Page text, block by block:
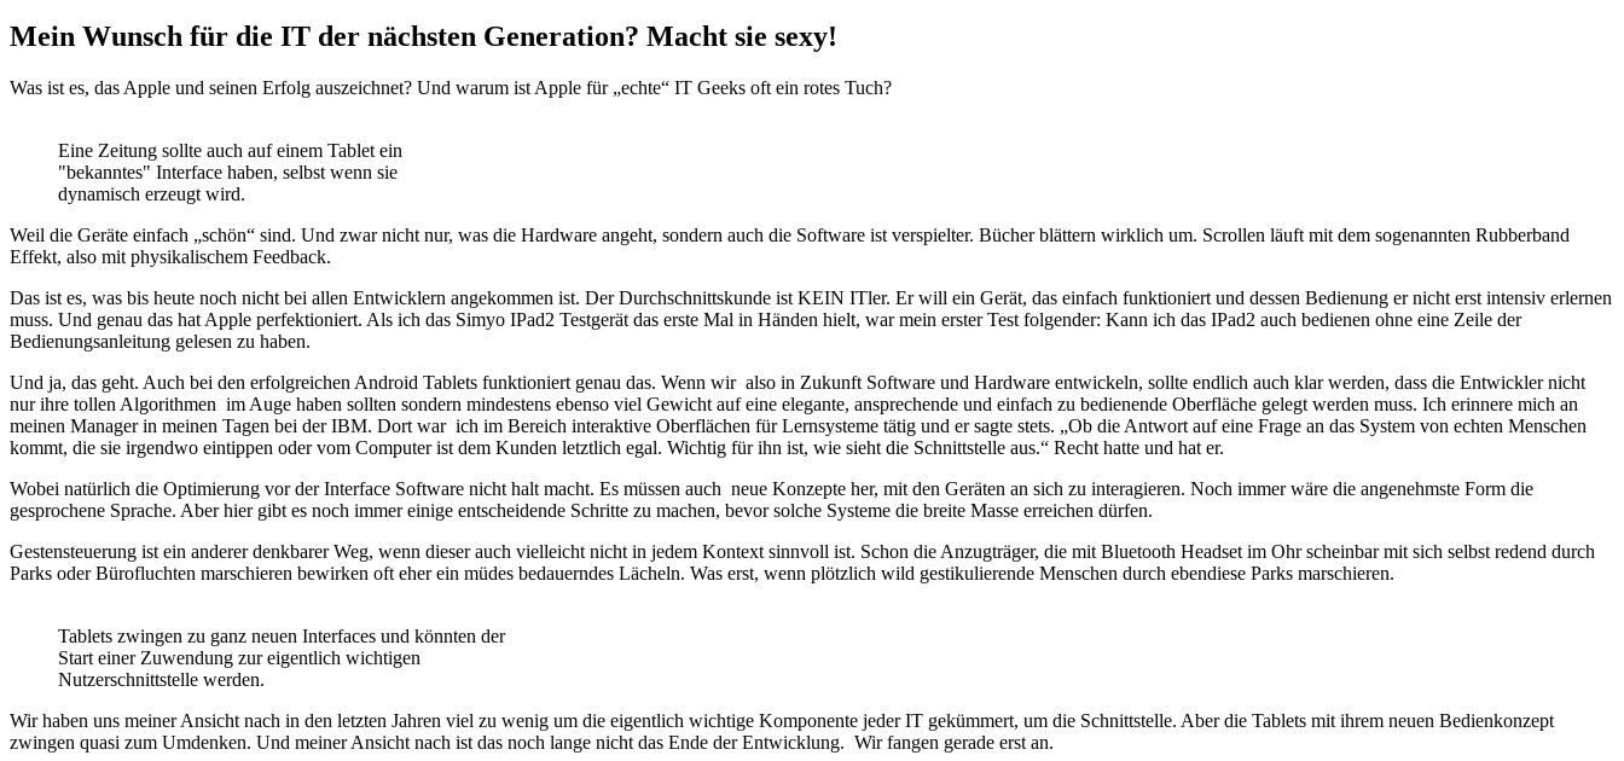
Mein Wunsch für die IT der nächsten Generation? Macht sie sexy!
Was ist es, das Apple und seinen Erfolg auszeichnet? Und warum ist Apple für „echte“ IT Geeks oft ein rotes Tuch?
Eine Zeitung sollte auch auf einem Tablet ein
"bekanntes" Interface haben, selbst wenn sie
dynamisch erzeugt wird.
Weil die Geräte einfach „schön“ sind. Und zwar nicht nur, was die Hardware angeht, sondern auch die Software ist verspielter. Bücher blättern wirklich um. Scrollen läuft mit dem sogenannten Rubberband
Effekt, also mit physikalischem Feedback.
Das ist es, was bis heute noch nicht bei allen Entwicklern angekommen ist. Der Durchschnittskunde ist KEIN ITler. Er will ein Gerät, das einfach funktioniert und dessen Bedienung er nicht erst intensiv erlernen
muss. Und genau das hat Apple perfektioniert. Als ich das Simyo IPad2 Testgerät das erste Mal in Händen hielt, war mein erster Test folgender: Kann ich das IPad2 auch bedienen ohne eine Zeile der
Bedienungsanleitung gelesen zu haben.
Und ja, das geht. Auch bei den erfolgreichen Android Tablets funktioniert genau das. Wenn wir also in Zukunft Software und Hardware entwickeln, sollte endlich auch klar werden, dass die Entwickler nicht
nur ihre tollen Algorithmen im Auge haben sollten sondern mindestens ebenso viel Gewicht auf eine elegante, ansprechende und einfach zu bedienende Oberfläche gelegt werden muss. Ich erinnere mich an
meinen Manager in meinen Tagen bei der IBM. Dort war ich im Bereich interaktive Oberflächen für Lernsysteme tätig und er sagte stets. „Ob die Antwort auf eine Frage an das System von echten Menschen
kommt, die sie irgendwo eintippen oder vom Computer ist dem Kunden letztlich egal. Wichtig für ihn ist, wie sieht die Schnittstelle aus.“ Recht hatte und hat er.
Wobei natürlich die Optimierung vor der Interface Software nicht halt macht. Es müssen auch neue Konzepte her, mit den Geräten an sich zu interagieren. Noch immer wäre die angenehmste Form die
gesprochene Sprache. Aber hier gibt es noch immer einige entscheidende Schritte zu machen, bevor solche Systeme die breite Masse erreichen dürfen.
Gestensteuerung ist ein anderer denkbarer Weg, wenn dieser auch vielleicht nicht in jedem Kontext sinnvoll ist. Schon die Anzugträger, die mit Bluetooth Headset im Ohr scheinbar mit sich selbst redend durch
Parks oder Bürofluchten marschieren bewirken oft eher ein müdes bedauerndes Lächeln. Was erst, wenn plötzlich wild gestikulierende Menschen durch ebendiese Parks marschieren.
Tablets zwingen zu ganz neuen Interfaces und könnten der
Start einer Zuwendung zur eigentlich wichtigen
Nutzerschnittstelle werden.
Wir haben uns meiner Ansicht nach in den letzten Jahren viel zu wenig um die eigentlich wichtige Komponente jeder IT gekümmert, um die Schnittstelle. Aber die Tablets mit ihrem neuen Bedienkonzept
zwingen quasi zum Umdenken. Und meiner Ansicht nach ist das noch lange nicht das Ende der Entwicklung. Wir fangen gerade erst an.